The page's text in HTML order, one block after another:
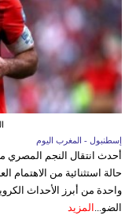
إسطنبول - المغرب اليوم
أحدث انتقال النجم
حالة استثنائية من الاهتمام
واحدة من أبرز الأحداث
الضو... المزيد